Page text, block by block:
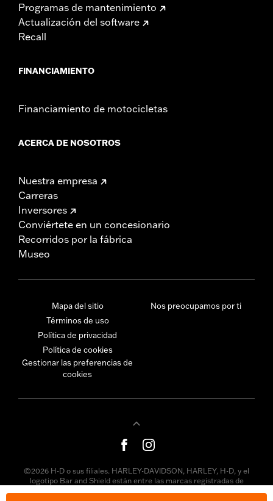
Programas de mantenimiento
Actualización del software
Recall
FINANCIAMIENTO
Financiamiento de motocicletas
ACERCA DE NOSOTROS
Nuestra empresa
Carreras
Inversores
Conviértete en un concesionario
Recorridos por la fábrica
Museo
Mapa del sitio
Términos de uso
Política de privacidad
Política de cookies
Gestionar las preferencias de
cookies
Nos preocupamos por ti
©2026 H-D o sus filiales. HARLEY-DAVIDSON, HARLEY, H-D, y el
logotipo Bar and Shield están entre las marcas registradas de